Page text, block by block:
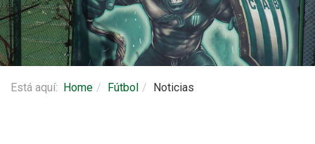
Está aquí: Home Fútbol Noticias